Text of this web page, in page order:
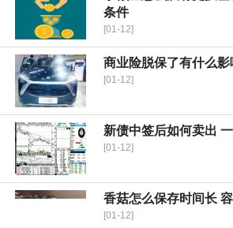
条件
[01-12]
商业险脱保了有什么
[01-12]
新债中签后如何卖出
[01-12]
香菇怎么保存时间长
[01-12]